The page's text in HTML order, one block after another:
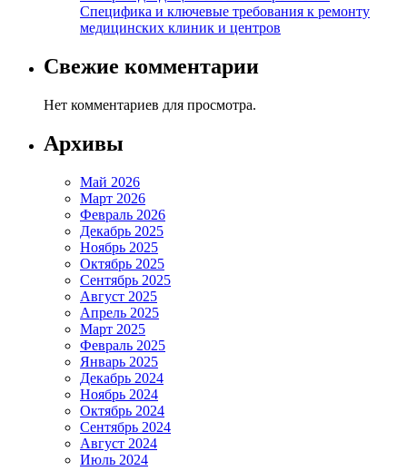
Специфика и ключевые требования к ремонту
медицинских клиник и центров
Свежие комментарии
Нет комментариев для просмотра.
Архивы
Май 2026
Март 2026
Февраль 2026
Декабрь 2025
Ноябрь 2025
Октябрь 2025
Сентябрь 2025
Август 2025
Апрель 2025
Март 2025
Февраль 2025
Январь 2025
Декабрь 2024
Ноябрь 2024
Октябрь 2024
Сентябрь 2024
Август 2024
Июль 2024